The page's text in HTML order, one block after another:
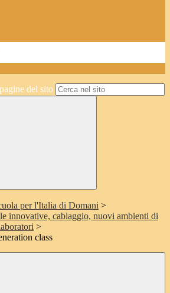
del sito
per l'Italia di Domani >
innovative, cablaggio, nuovi ambienti di
>
class